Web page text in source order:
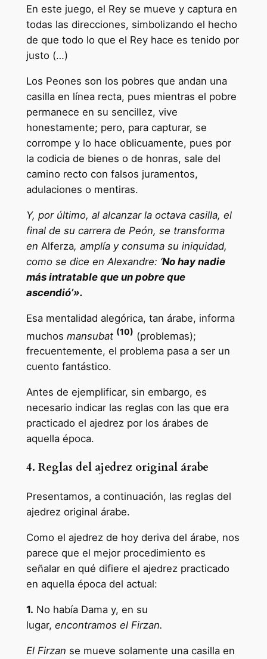
En este juego, el Rey se mueve y captura en
todas las direcciones, simbolizando el hecho
de que todo lo que el Rey hace es tenido por
justo (…)
Los Peones son los pobres que andan una
casilla en línea recta, pues mientras el pobre
permanece en su sencillez, vive
honestamente; pero, para capturar, se
corrompe y lo hace oblicuamente, pues por
la codicia de bienes o de honras, sale del
camino recto con falsos juramentos,
adulaciones o mentiras.
Y, por último, al alcanzar la octava casilla, el
final de su carrera de Peón, se transforma
en Alferza, amplía y consuma su iniquidad,
como se dice en Alexandre: ‘No hay nadie
más intratable que un pobre que
ascendió’».
Esa mentalidad alegórica, tan árabe, informa
muchos mansubat (10) (problemas);
frecuentemente, el problema pasa a ser un
cuento fantástico.
Antes de ejemplificar, sin embargo, es
necesario indicar las reglas con las que era
practicado el ajedrez por los árabes de
aquella época.
4. Reglas del ajedrez original árabe
Presentamos, a continuación, las reglas del
ajedrez original árabe.
Como el ajedrez de hoy deriva del árabe, nos
parece que el mejor procedimiento es
señalar en qué difiere el ajedrez practicado
en aquella época del actual:
1. No había Dama y, en su
lugar, encontramos el Firzan.
El Firzan se mueve solamente una casilla en